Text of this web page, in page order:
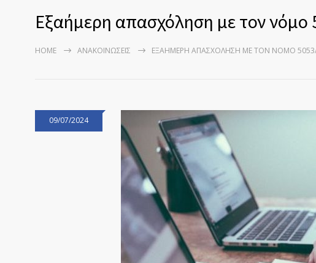
Εξαήμερη απασχόληση με τον
HOME ΑΝΑΚΟΙΝΏΣΕΙΣ ΕΞΑΉΜΕΡΗ ΑΠΑΣΧΌΛΗΣΗ ΜΕ ΤΟΝ ΝΌΜΟ
09/07/2024